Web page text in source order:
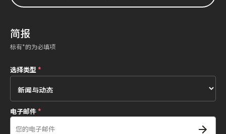
简报
标有*的为必填项
选择类型*
电子邮件*